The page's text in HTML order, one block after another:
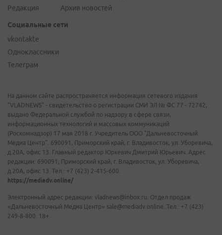
Редакция
Архив новостей
Социальные сети
vkontakte
Одноклассники
Телеграм
На данном сайте распространяется информация сетевого издания
"VLADNEWS" - свидетельство о регистрации СМИ ЭЛ № ФС 77 - 72742,
выдано Федеральной службой по надзору в сфере связи,
информационных технологий и массовых коммуникаций
(Роскомнадзор) 17 мая 2018 г. Учредитель ООО "Дальневосточный
Медиа Центр". 690091, Приморский край, г. Владивосток, ул. Уборевича,
д.20А, офис 13. Главный редактор Юркевич Дмитрий Юрьевич. Адрес
редакции: 690091, Приморский край, г. Владивосток, ул. Уборевича,
д.20А, офис 13. Тел.: +7 (423) 2-415-600.
https://mediadv.online/
Электронный адрес редакции: vladnews@inbox.ru. Отдел продаж
«Дальневосточный Медиа Центр» sale@mediadv.online. Тел.: +7 (423)
249-8-800. 18+